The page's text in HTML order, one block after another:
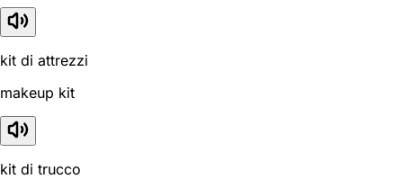
kit di attrezzi
makeup kit
kit di trucco